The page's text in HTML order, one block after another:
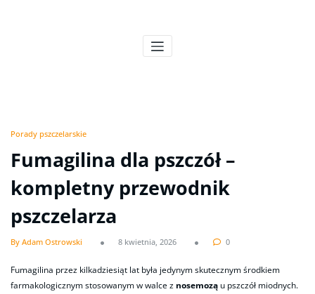
Porady pszczelarskie
Fumagilina dla pszczół –
kompletny przewodnik
pszczelarza
By Adam Ostrowski 8 kwietnia, 2026 0
Fumagilina przez kilkadziesiąt lat była jedynym skutecznym środkiem
farmakologicznym stosowanym w walce z nosemozą u pszczół miodnych.